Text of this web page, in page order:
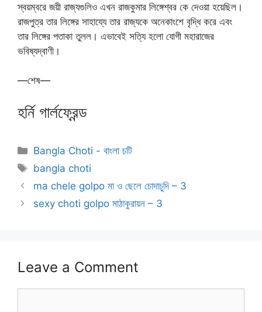
স্বয়ম্বরে জয়ী রাজ্যগুলিও এখন রাজকুমার লিঙ্গেশ্বর কে দেওয়া হয়েছিল।
রাজপুত্র তার লিঙ্গের সাহায্যে তার রাজ্যকে অনেকাংশে বৃদ্ধি করে এবং
তার লিঙ্গের পতাকা তুলল। এভাবেই সত্যি হলো যোগী মহারাজের
ভবিষ্যদ্বাণী।
—শেষ—
হর্নি গার্লফ্রেন্ড
Categories
Bangla Choti - বাংলা চটি
Tags
bangla choti
ma chele golpo মা ও ছেলে চোদাচুদি – 3
sexy choti golpo মাঠাকুরায়ন – 3
Leave a Comment